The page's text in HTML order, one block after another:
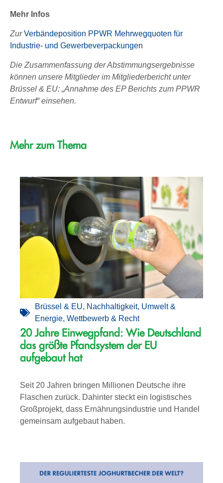
Mehr Infos
ZurVerbändeposition PPWR Mehrwegquoten für
Industrie- und Gewerbeverpackungen
Die Zusammenfassung der Abstimmungsergebnisse
können unsere Mitglieder im Mitgliederbericht unter
Brüssel & EU: „Annahme des EP Berichts zum PPWR
Entwurf“ einsehen.
Mehr zum Thema
Brüssel & EU, Nachhaltigkeit, Umwelt &
Energie, Wettbewerb & Recht
20 Jahre Einwegpfand: Wie Deutschland
das größte Pfandsystem der EU
aufgebaut hat
Seit 20 Jahren bringen Millionen Deutsche ihre
Flaschen zurück. Dahinter steckt ein logistisches
Großprojekt, dass Ernährungsindustrie und Handel
gemeinsam aufgebaut haben.